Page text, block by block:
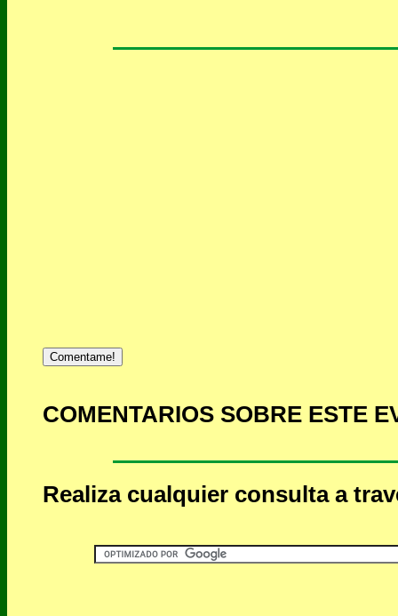
Comentame!
COMENTARIOS SOBRE ESTE
Realiza cualquier consulta a